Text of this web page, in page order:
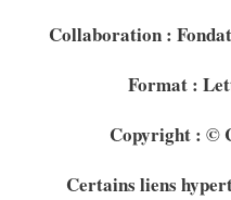
Collaboration :
Format :
Copyright : ©
Certains liens